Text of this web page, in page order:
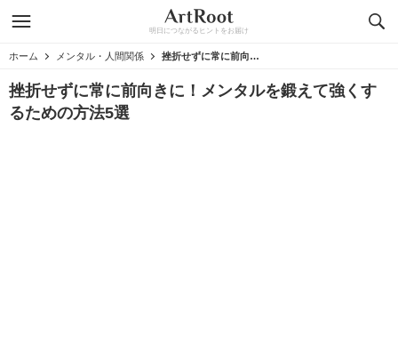
明日につながるヒントをお届け
ホーム メンタル・人間関係 挫折せずに常に前向きに！メンタルを鍛えて強くするための方法5選
挫折せずに常に前向きに！メンタルを鍛えて強くす
るための方法5選